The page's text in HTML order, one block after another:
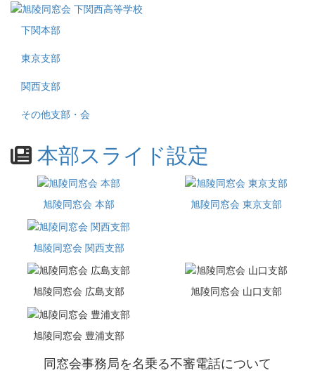
下関本部
東京支部
関西支部
その他支部・会
本部スライド設定
旭陵同窓会 本部 旭陵同窓会 東京支部
旭陵同窓会 関西支部
旭陵同窓会 広島支部 旭陵同窓会 山口支部
旭陵同窓会 豊浦支部
同窓会事務局を名乗る不審電話について